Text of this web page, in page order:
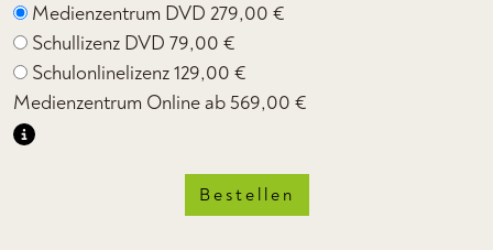
Medienzentrum DVD 279,00 €
Schullizenz DVD 79,00 €
Schulonlinelizenz129,00 €
Medienzentrum Online ab569,00 €
Bestellen